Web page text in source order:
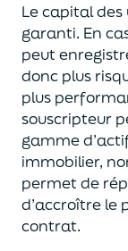
Le capital des
garanti. En
peut
donc plus
plus
souscripteur
gamme
immobilier,
permet de
d’accroître le
contrat.